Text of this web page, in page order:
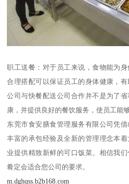
职工送餐：对于员工来说，食物能为
合理搭配可以保证员工的身体健康，有
公司与快餐配送公司合作并不是为了
康，并提供良好的餐饮服务，使员工能
东莞市食安膳食管理服务有限公司凭
丰富的承包经验及全新的管理理念本
业提供精致新鲜的可口饭菜。相信我
肴定会适合您公司的要求。
m.dghqss.b2b168.com